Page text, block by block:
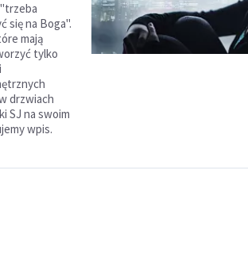
się na Boga".
mają
tylko
drzwiach
SJ na swoim
wpis.